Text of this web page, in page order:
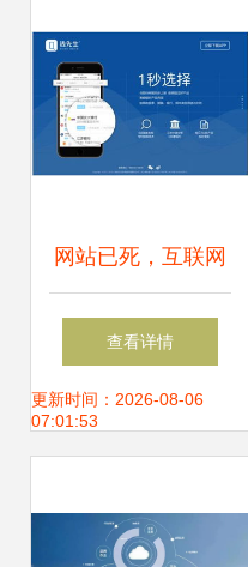
康建议
网站已死，互联网
永生 从静态网页到
图片化浪潮的反思
查看详情
更新时间：2026-08-06
07:01:53